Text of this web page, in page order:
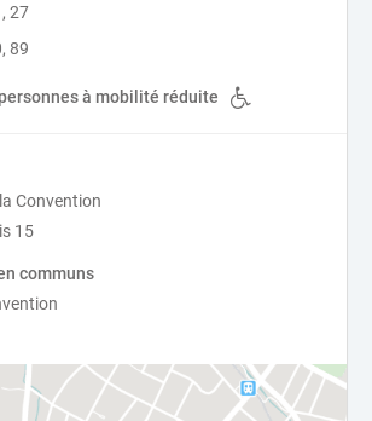
27
89
à mobilité réduite
Convention
15
communs